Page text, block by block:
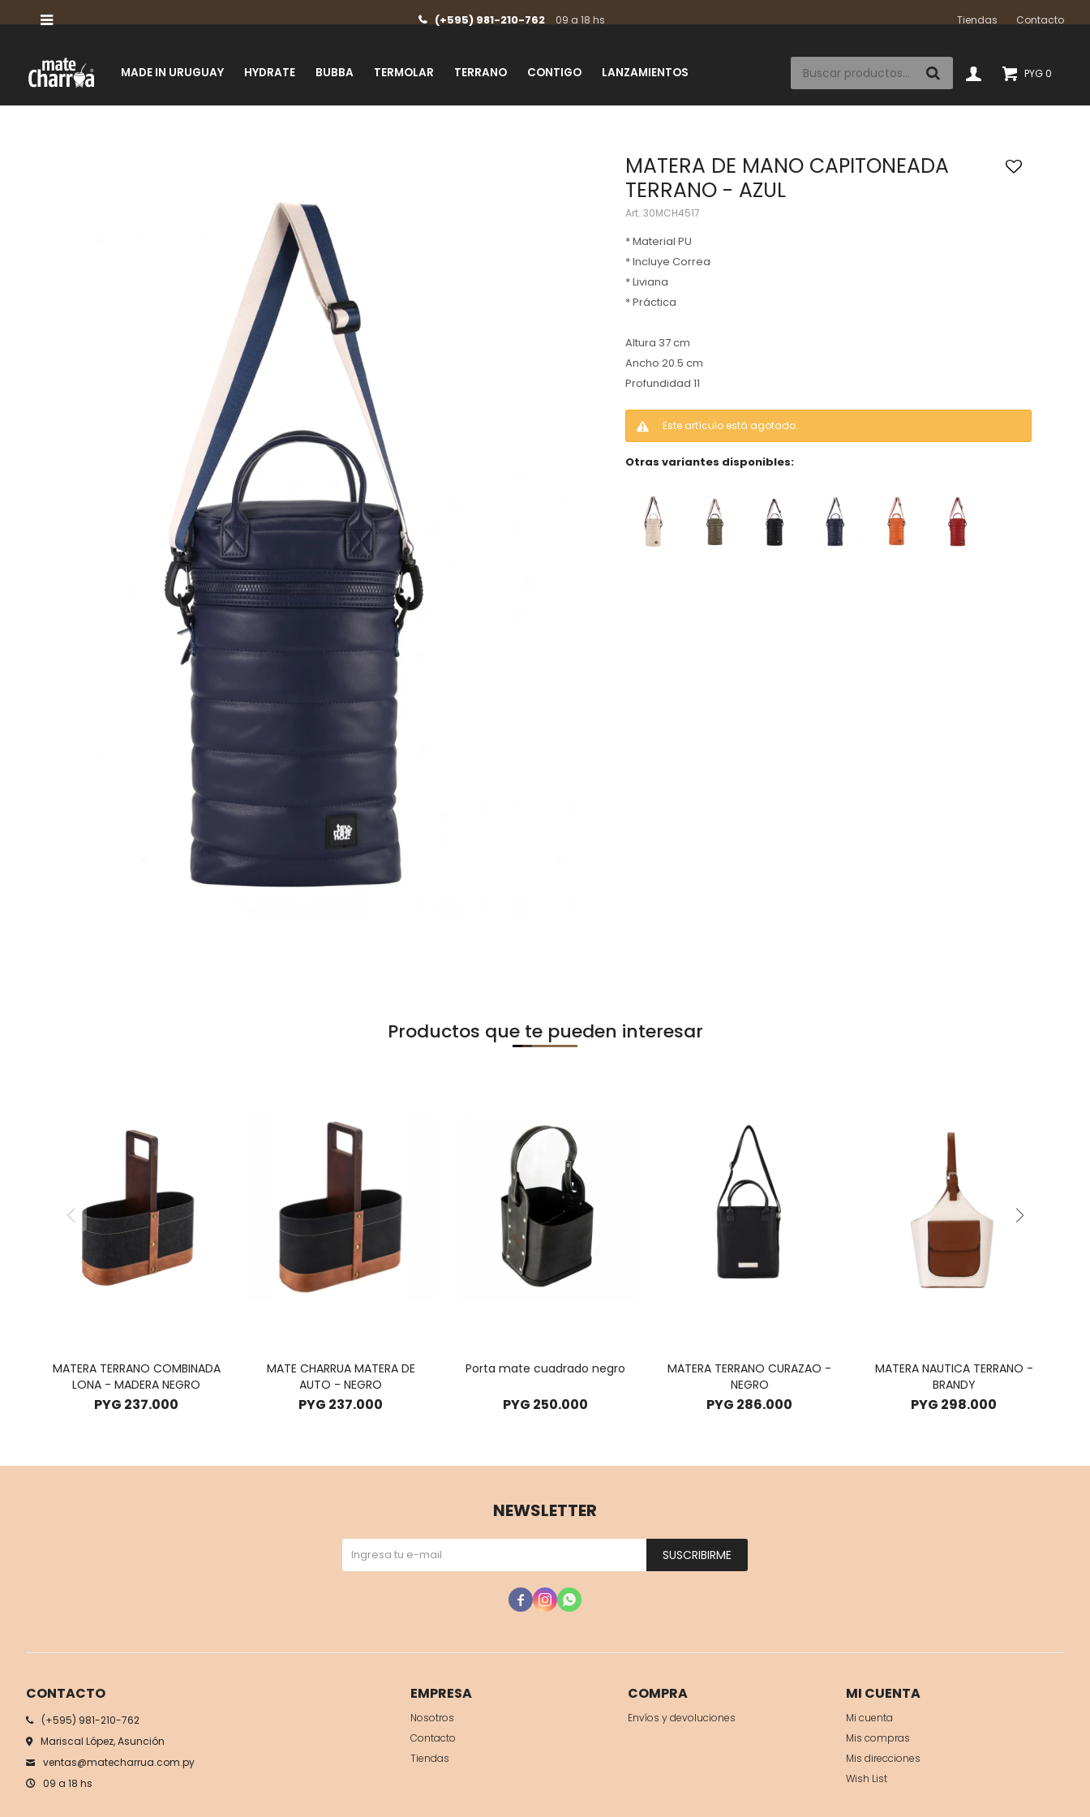
MADE IN URUGUAY HYDRATE BUBBA TERMOLAR TERRANO CONTIGO LANZAMIENTOS PYG0
(+595) 981-210-762 09 a 18 hs Tiendas Contacto

MATERA DE MANO CAPITONEADA
TERRANO - AZUL
30MCH4517
* Material PU
* Incluye Correa
* Liviana
* Práctica
Altura 37 cm
Ancho 20.5 cm
Profundidad 11
Este artículo está agotado.
Otras variantes disponibles:
Productos que te pueden interesar
MATERA TERRANO COMBINADA
LONA - MADERA NEGRO
PYG 237.000
MATE CHARRUA MATERA DE
AUTO - NEGRO
PYG 237.000
Porta mate cuadrado negro
PYG 250.000
MATERA TERRANO CURAZAO -
NEGRO
PYG 286.000
MATERA NAUTICA TERRANO -
BRANDY
PYG 298.000
CONTACTO
(+595) 981-210-762
Mariscal López, Asunción
ventas@matecharrua.com.py
09 a 18 hs
EMPRESA
Nosotros
Contacto
Tiendas
COMPRA
Envíos y devoluciones
MI CUENTA
Mi cuenta
Mis compras
Mis direcciones
Wish List
NEWSLETTER
SUSCRIBIRME
  